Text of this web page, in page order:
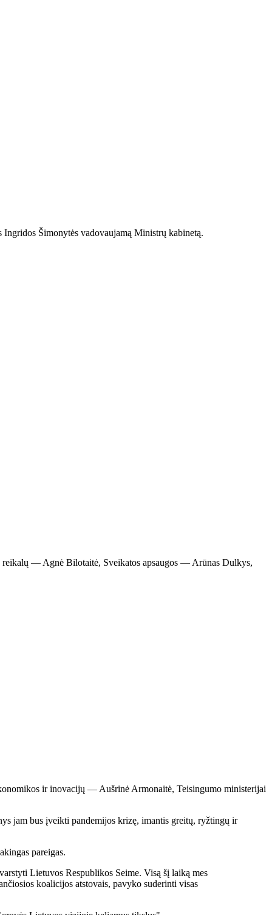
Šimonytės vadovaujamą Ministrų kabinetą.
— Agnė Bilotaitė, Sveikatos apsaugos — Arūnas Dulkys,
ir inovacijų — Aušrinė Armonaitė, Teisingumo ministerijai
jam bus įveikti pandemijos krizę, imantis greitų, ryžtingų ir
pareigas.
Lietuvos Respublikos Seime. Visą šį laiką mes
koalicijos atstovais, pavyko suderinti visas